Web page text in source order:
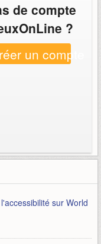
de compte
?
un compte
sur World